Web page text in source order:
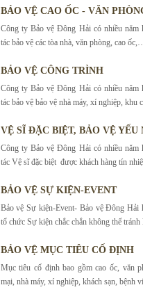
BẢO VỆ CAO ỐC - VĂN
Công ty Bảo vệ Đông Hải có nhiều năm
tác bảo vệ các tòa nhà, văn phòng, cao
BẢO VỆ CÔNG TRÌNH
Công ty Bảo vệ Đông Hải có nhiều năm
tác bảo vệ bảo vệ nhà máy, xí nghiệp, khu
VỆ SĨ ĐẶC BIỆT, BẢO VỆ YẾU
Công ty Bảo vệ Đông Hải có nhiều năm
tác Vệ sĩ đặc biệt được khách hàng tín
BẢO VỆ SỰ KIỆN-EVENT
Bảo vệ Sự kiện-Event- Bảo vệ Đông Hải
tổ chức Sự kiện chắc chắn không thể tránh
BẢO VỆ MỤC TIÊU CỐ ĐỊNH
Mục tiêu cố định bao gồm cao ốc, văn
mại, nhà máy, xí nghiệp, khách sạn, bệnh